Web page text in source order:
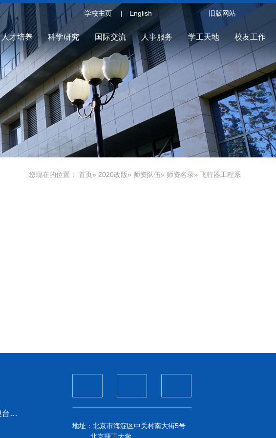
学校主页 English 旧版网站
人才培养 科学研究 国际交流 人事服务 学工天地 校友工作
您现在的位置： 首页» 2020改版» 师资队伍» 师资名录» 飞行器工程系
国际交流合作处/港澳台办公室
地址：北京市海淀区中关村南大街5号